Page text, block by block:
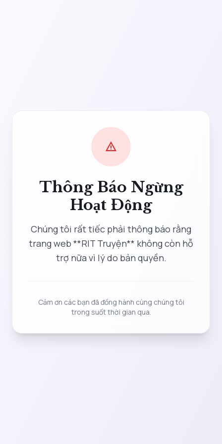
warning
Thông Báo Ngừng
Hoạt Động
Chúng tôi rất tiếc phải thông báo rằng
trang web **RIT Truyện** không còn hỗ
trợ nữa vì lý do bản quyền.
Cảm ơn các bạn đã đồng hành cùng chúng tôi
trong suốt thời gian qua.